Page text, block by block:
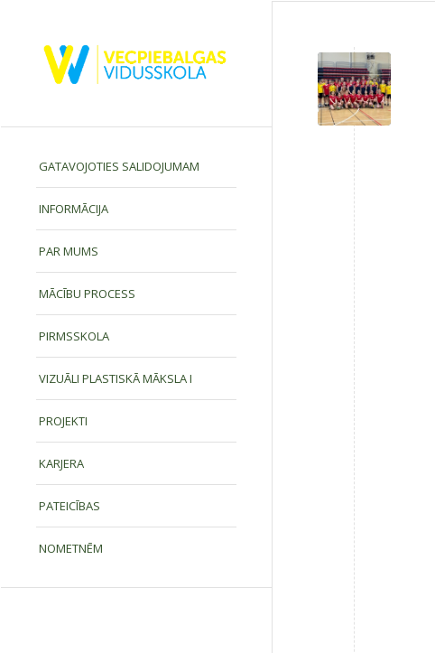
GATAVOJOTIES SALIDOJUMAM
INFORMĀCIJA
PAR MUMS
MĀCĪBU PROCESS
PIRMSSKOLA
VIZUĀLI PLASTISKĀ MĀKSLA I
PROJEKTI
KARJERA
PATEICĪBAS
NOMETNĒM